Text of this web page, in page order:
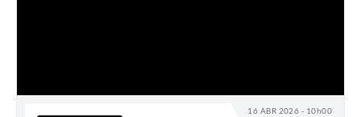
16 ABR 2026 - 10h00